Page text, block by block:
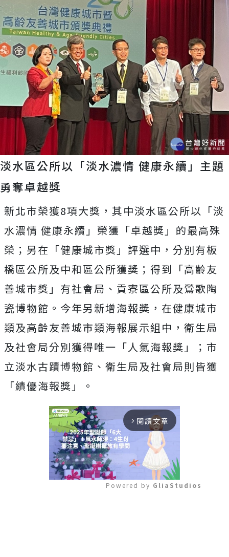
淡水區公所以「淡水濃情 健康永續」主題
勇奪卓越獎
新北市榮獲8項大獎，其中淡水區公所以「淡
水濃情 健康永續」榮獲「卓越獎」的最高殊
榮；另在「健康城市獎」評選中，分別有板
橋區公所及中和區公所獲獎；得到「高齡友
善城市獎」有社會局、貢寮區公所及鶯歌陶
瓷博物館。今年另新增海報獎，在健康城市
類及高齡友善城市類海報展示組中，衛生局
及社會局分別獲得唯一「人氣海報獎」；市
立淡水古蹟博物館、衛生局及社會局則皆獲
「績優海報獎」。
arrow_forward_ios 閱讀文章
Powered by GliaStudios